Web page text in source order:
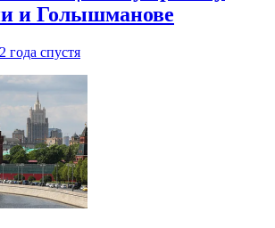
и Голышманове
2 года спустя